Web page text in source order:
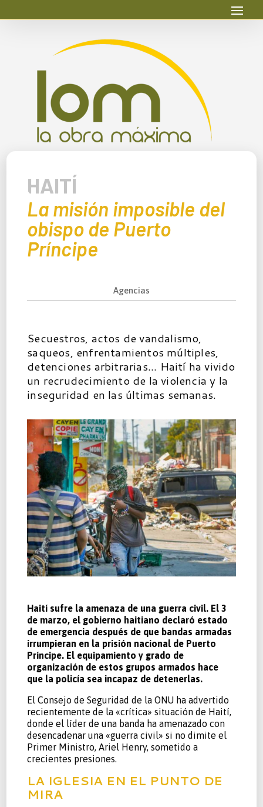
HAITÍ
La misión imposible del
obispo de Puerto
Príncipe
Agencias
Secuestros, actos de vandalismo,
saqueos, enfrentamientos múltiples,
detenciones arbitrarias... Haití ha vivido
un recrudecimiento de la violencia y la
inseguridad en las últimas semanas.
Haití sufre la amenaza de una guerra civil. El 3
de marzo, el gobierno haitiano declaró estado
de emergencia después de que bandas armadas
irrumpieran en la prisión nacional de Puerto
Príncipe. El equipamiento y grado de
organización de estos grupos armados hace
que la policía sea incapaz de detenerlas.
El Consejo de Seguridad de la ONU ha advertido
recientemente de la «crítica» situación de Haití,
donde el líder de una banda ha amenazado con
desencadenar una «guerra civil» si no dimite el
Primer Ministro, Ariel Henry, sometido a
crecientes presiones.
LA IGLESIA EN EL PUNTO DE
MIRA